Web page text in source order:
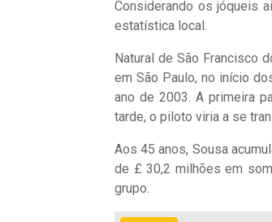
Considerando os jóqueis
estatística local.
Natural de São Francisco
em São Paulo, no início
ano de 2003. A primeira
tarde, o piloto viria a se
Aos 45 anos, Sousa
de £ 30,2 milhões em
grupo.